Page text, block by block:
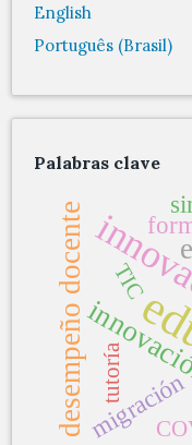
English
Português (Brasil)
Palabras clave
desempeño docentemigración
TIC
tutoría